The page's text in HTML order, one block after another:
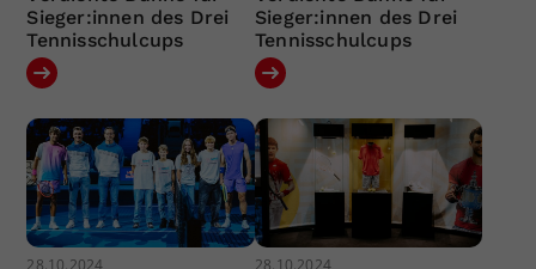
Sieger:innen des Drei
Tennisschulcups
Sieger:innen des Drei
Tennisschulcups
28.10.2024 28.10.2024